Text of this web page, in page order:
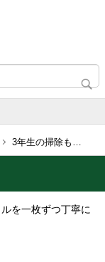
3年生の掃除も…
を一枚ずつ丁寧に